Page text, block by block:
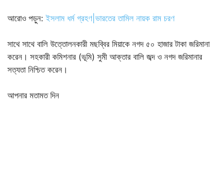
আরোও পড়ুন:ইসলাম ধর্ম গ্রহণ|ভারতের তামিল নায়ক রাম চরণ
সাথে সাথে বালি উত্তোলনকারী মছব্বির মিয়াকে নগদ ৫০ হাজার টাকা জরিমানা
করেন। সহকারী কমিশনার (ভূমি) সুমী আক্তার বালি জব্দ ও নগদ জরিমানার
সত্যতা নিশ্চিত করেন।
আপনার মতামত দিন